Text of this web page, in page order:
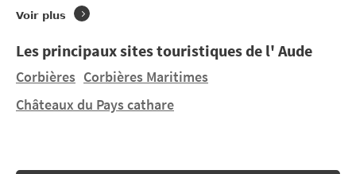
terrain à taille humaine ? Vous trouverez 1 camping à
Découvrez LE MALOLYA et LA COMMANDERIE situé à
Rustiques
à 9,9 km.
Voir plus
Les principaux sites touristiques de l' Aude
Corbières Corbières Maritimes
Châteaux du Pays cathare